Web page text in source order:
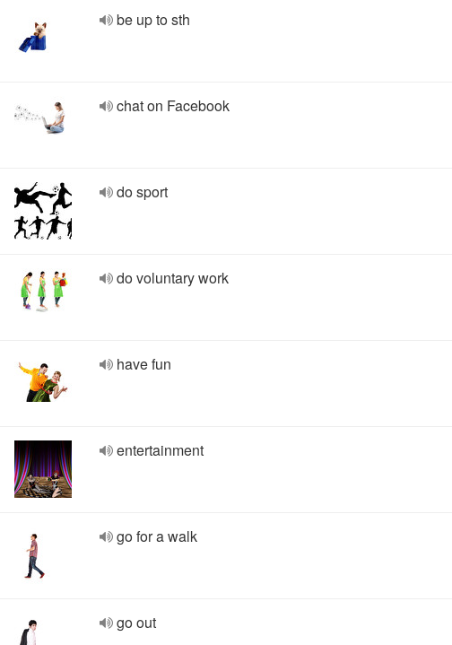
be up to sth
chat on Facebook
do sport
do voluntary work
have fun
entertainment
go for a walk
go out